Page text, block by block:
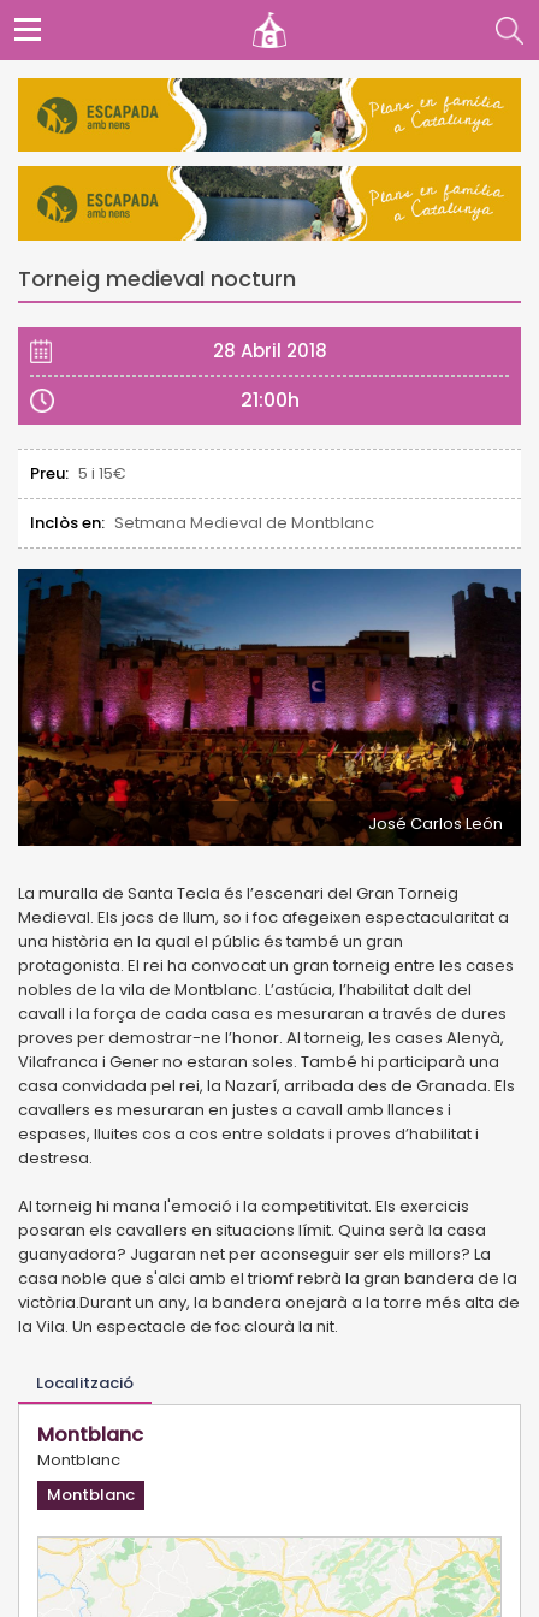
Torneig medieval nocturn
28 Abril 2018
21:00h
Preu: 5 i 15€
Inclòs en: Setmana Medieval de Montblanc
José Carlos León
La muralla de Santa Tecla és l’escenari del Gran Torneig
Medieval. Els jocs de llum, so i foc afegeixen espectacularitat a
una història en la qual el públic és també un gran
protagonista. El rei ha convocat un gran torneig entre les cases
nobles de la vila de Montblanc. L’astúcia, l’habilitat dalt del
cavall i la força de cada casa es mesuraran a través de dures
proves per demostrar-ne l’honor. Al torneig, les cases Alenyà,
Vilafranca i Gener no estaran soles. També hi participarà una
casa convidada pel rei, la Nazarí, arribada des de Granada. Els
cavallers es mesuraran en justes a cavall amb llances i
espases, lluites cos a cos entre soldats i proves d’habilitat i
destresa.
Al torneig hi mana l'emoció i la competitivitat. Els exercicis
posaran els cavallers en situacions límit. Quina serà la casa
guanyadora? Jugaran net per aconseguir ser els millors? La
casa noble que s'alci amb el triomf rebrà la gran bandera de la
victòria.Durant un any, la bandera onejarà a la torre més alta de
la Vila. Un espectacle de foc clourà la nit.
Localització
Montblanc
Montblanc
Montblanc